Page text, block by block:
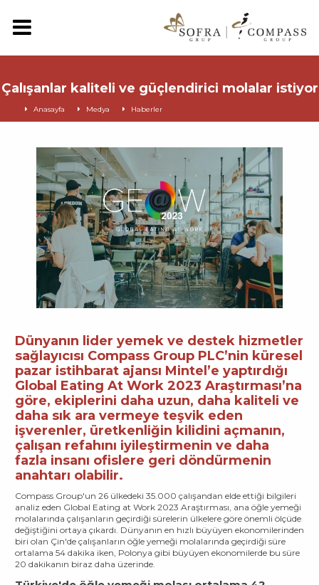
Çalışanlar kaliteli ve güçlendirici molalar istiyor
Anasayfa Medya Haberler
Dünyanın lider yemek ve destek hizmetler
sağlayıcısı Compass Group PLC’nin küresel
pazar istihbarat ajansı Mintel’e yaptırdığı
Global Eating At Work 2023 Araştırması’na
göre, ekiplerini daha uzun, daha kaliteli ve
daha sık ara vermeye teşvik eden
işverenler, üretkenliğin kilidini açmanın,
çalışan refahını iyileştirmenin ve daha
fazla insanı ofislere geri döndürmenin
anahtarı olabilir.
Compass Group'un 26 ülkedeki 35.000 çalışandan elde ettiği bilgileri
analiz eden Global Eating at Work 2023 Araştırması, ana öğle yemeği
molalarında çalışanların geçirdiği sürelerin ülkelere göre önemli ölçüde
değiştiğini ortaya çıkardı. Dünyanın en hızlı büyüyen ekonomilerinden
biri olan Çin'de çalışanların öğle yemeği molalarında geçirdiği süre
ortalama 54 dakika iken, Polonya gibi büyüyen ekonomilerde bu süre
20 dakikanın biraz daha üzerinde.